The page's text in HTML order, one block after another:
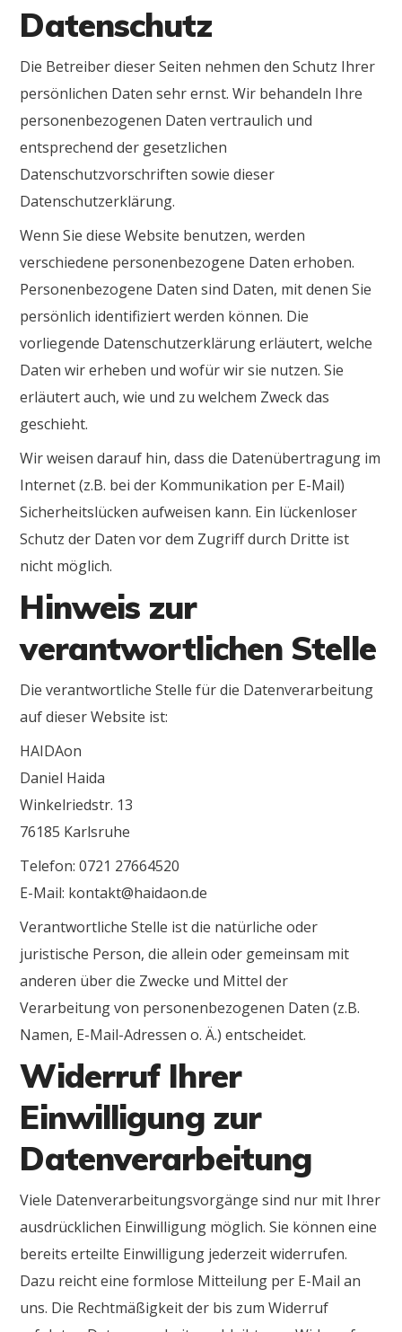
Datenschutz
Die Betreiber dieser Seiten nehmen den Schutz Ihrer
persönlichen Daten sehr ernst. Wir behandeln Ihre
personenbezogenen Daten vertraulich und
entsprechend der gesetzlichen
Datenschutzvorschriften sowie dieser
Datenschutzerklärung.
Wenn Sie diese Website benutzen, werden
verschiedene personenbezogene Daten erhoben.
Personenbezogene Daten sind Daten, mit denen Sie
persönlich identifiziert werden können. Die
vorliegende Datenschutzerklärung erläutert, welche
Daten wir erheben und wofür wir sie nutzen. Sie
erläutert auch, wie und zu welchem Zweck das
geschieht.
Wir weisen darauf hin, dass die Datenübertragung im
Internet (z.B. bei der Kommunikation per E-Mail)
Sicherheitslücken aufweisen kann. Ein lückenloser
Schutz der Daten vor dem Zugriff durch Dritte ist
nicht möglich.
Hinweis zur
verantwortlichen Stelle
Die verantwortliche Stelle für die Datenverarbeitung
auf dieser Website ist:
HAIDAon
Daniel Haida
Winkelriedstr. 13
76185 Karlsruhe
Telefon: 0721 27664520
E-Mail: kontakt@haidaon.de
Verantwortliche Stelle ist die natürliche oder
juristische Person, die allein oder gemeinsam mit
anderen über die Zwecke und Mittel der
Verarbeitung von personenbezogenen Daten (z.B.
Namen, E-Mail-Adressen o. Ä.) entscheidet.
Widerruf Ihrer
Einwilligung zur
Datenverarbeitung
Viele Datenverarbeitungsvorgänge sind nur mit Ihrer
ausdrücklichen Einwilligung möglich. Sie können eine
bereits erteilte Einwilligung jederzeit widerrufen.
Dazu reicht eine formlose Mitteilung per E-Mail an
uns. Die Rechtmäßigkeit der bis zum Widerruf